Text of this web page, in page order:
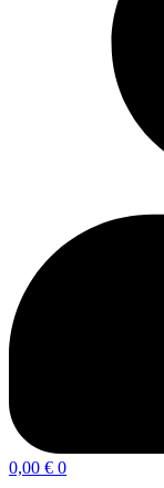
0,00 € 0